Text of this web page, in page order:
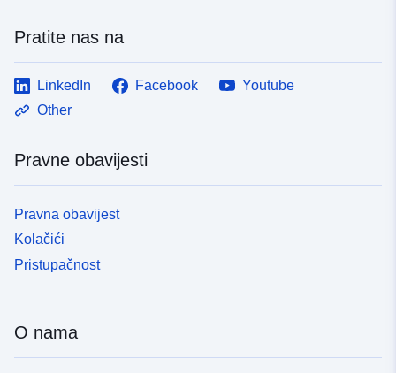
Pratite nas na
LinkedIn Facebook
Youtube
Other
Pravne obavijesti
Pravna obavijest
Kolačići
Pristupačnost
O nama